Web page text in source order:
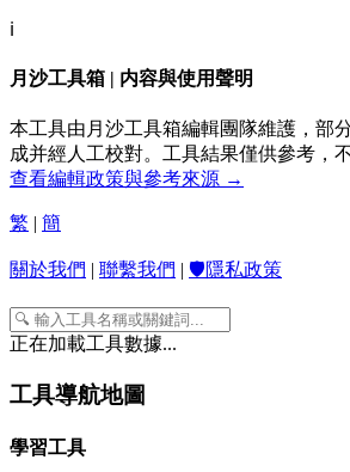
ℹ️
月沙工具箱 | 内容與使用聲明
本工具由月沙工具箱編輯團隊維護，部
成并經人工校對。工具結果僅供參考，
查看編輯政策與參考來源 →
繁 | 簡
關於我們 | 聯繫我們 | 🛡️隱私政策
正在加載工具數據...
工具導航地圖
學習工具